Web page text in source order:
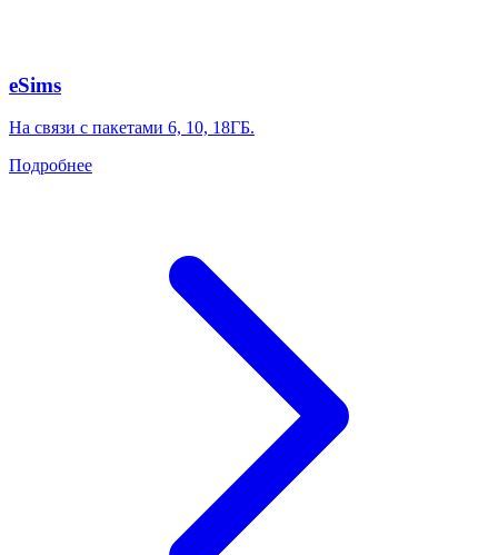
eSims
На связи с пакетами 6, 10, 18ГБ.
Подробнее